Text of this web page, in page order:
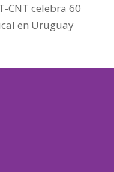
CNT celebra 60
en Uruguay